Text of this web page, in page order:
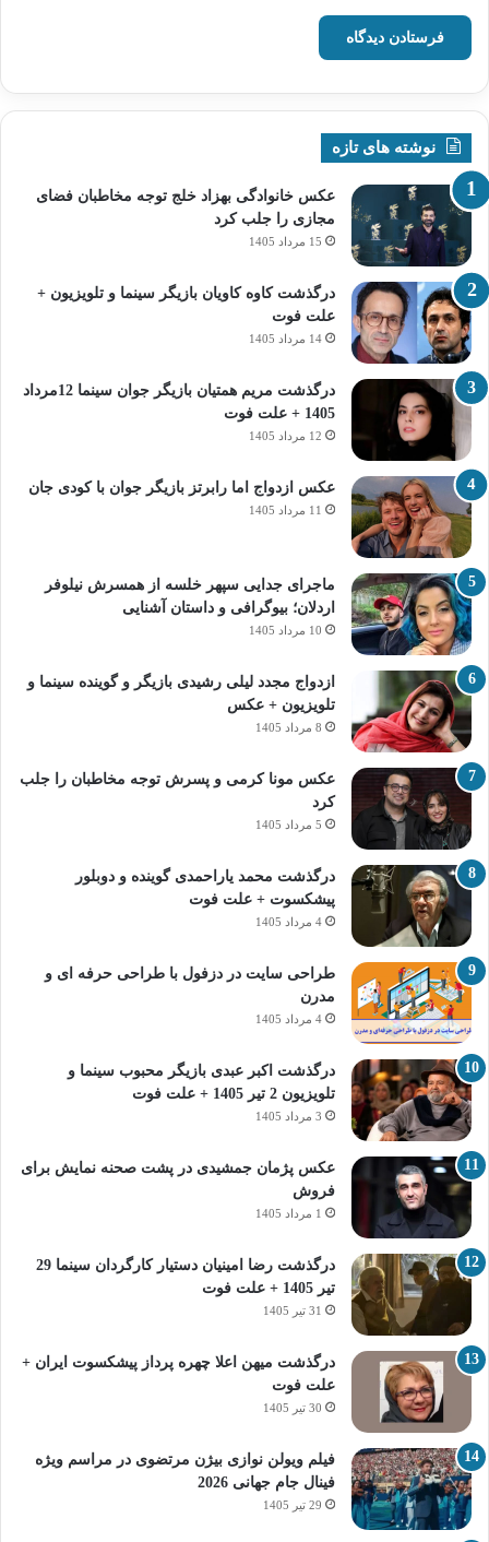
نوشته های تازه
عکس خانوادگی بهزاد خلج توجه مخاطبان فضای
مجازی را جلب کرد
15 مرداد 1405
درگذشت کاوه کاویان بازیگر سینما و تلویزیون +
علت فوت
14 مرداد 1405
درگذشت مریم همتیان بازیگر جوان سینما 12مرداد
1405 + علت فوت
12 مرداد 1405
عکس ازدواج اما رابرتز بازیگر جوان با کودی جان
11 مرداد 1405
ماجرای جدایی سپهر خلسه از همسرش نیلوفر
اردلان؛ بیوگرافی و داستان آشنایی
10 مرداد 1405
ازدواج مجدد لیلی رشیدی بازیگر و گوینده سینما و
تلویزیون + عکس
8 مرداد 1405
عکس مونا کرمی و پسرش توجه مخاطبان را جلب
کرد
5 مرداد 1405
درگذشت محمد یاراحمدی گوینده و دوبلور
پیشکسوت + علت فوت
4 مرداد 1405
طراحی سایت در دزفول با طراحی حرفه‌ ای و
مدرن
4 مرداد 1405
درگذشت اکبر عبدی بازیگر محبوب سینما و
تلویزیون 2 تیر 1405 + علت فوت
3 مرداد 1405
عکس پژمان جمشیدی در پشت صحنه نمایش برای
فروش
1 مرداد 1405
درگذشت رضا امینیان دستیار کارگردان سینما 29
تیر 1405 + علت فوت
31 تیر 1405
درگذشت میهن اعلا چهره پرداز پیشکسوت ایران +
علت فوت
30 تیر 1405
فیلم ویولن نوازی بیژن مرتضوی در مراسم ویژه
فینال جام جهانی 2026
29 تیر 1405